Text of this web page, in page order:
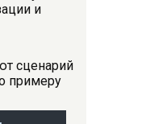
и
сценарий
примеру